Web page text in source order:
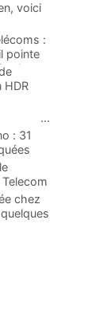
voici
...
:
pointe
HDR
...
: 31
chez